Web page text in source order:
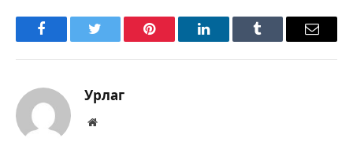
FacebookTwitter Pinterest LinkedInTumblr Имэйл
Урлаг
Вэбсайт